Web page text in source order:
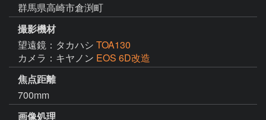
群馬県高崎市倉渕町
撮影機材
望遠鏡：タカハシ TOA130
カメラ：キヤノン EOS 6D改造
焦点距離
700mm
画像処理